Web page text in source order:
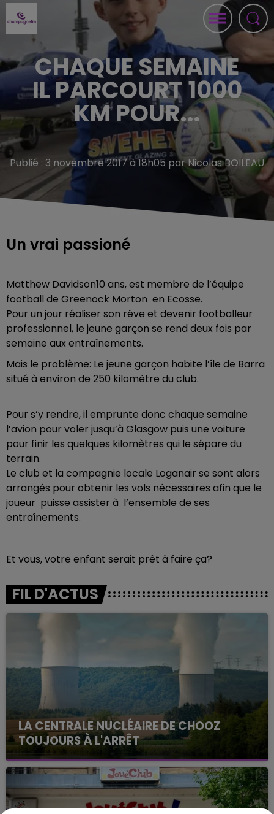
CHAQUE SEMAINE
IL PARCOURT 1000
KM POUR...
Publié : 3 novembre 2017 à 18h05 par Nicolas BOILEAU
Un vrai passioné
Matthew Davidson10 ans, est membre de l’équipe
football de Greenock Morton en Ecosse.
Pour un jour réaliser son rêve et devenir footballeur
professionnel, le jeune garçon se rend deux fois par
semaine aux entraînements.
Mais le problème: Le jeune garçon habite l’île de Barra
situé à environ de 250 kilomètre du club.
Pour s’y rendre, il emprunte donc chaque semaine
l’avion pour voler jusqu’à Glasgow puis une voiture
pour finir les quelques kilomètres qui le sépare du
terrain.
Le club et la compagnie locale Loganair se sont alors
arrangés pour obtenir les vols nécessaires afin que le
joueur puisse assister à l’ensemble de ses
entraînements.
Et vous, votre enfant serait prêt à faire ça?
FIL D'ACTUS
LA CENTRALE NUCLÉAIRE DE CHOOZ
TOUJOURS À L'ARRÊT
Cela fait déjà une semaine que la centrale
nucléaire ardennaise est à l'arrêt. Une situation
justifiée par la sécheresse intense qui est toujours
présente.